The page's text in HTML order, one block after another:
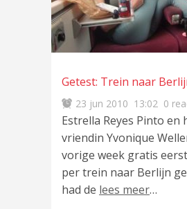
Getest: Trein naar
23 jun 2010 13:02 0
Estrella Reyes Pinto en
vriendin Yvonique
vorige week gratis
per trein naar Berlijn
had de lees meer…